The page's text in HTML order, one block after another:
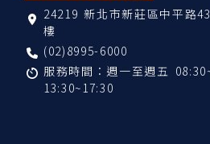
24219 新北市新莊區中平路
樓
(02)8995-6000
服務時間：週一至週五
13:30~17:30